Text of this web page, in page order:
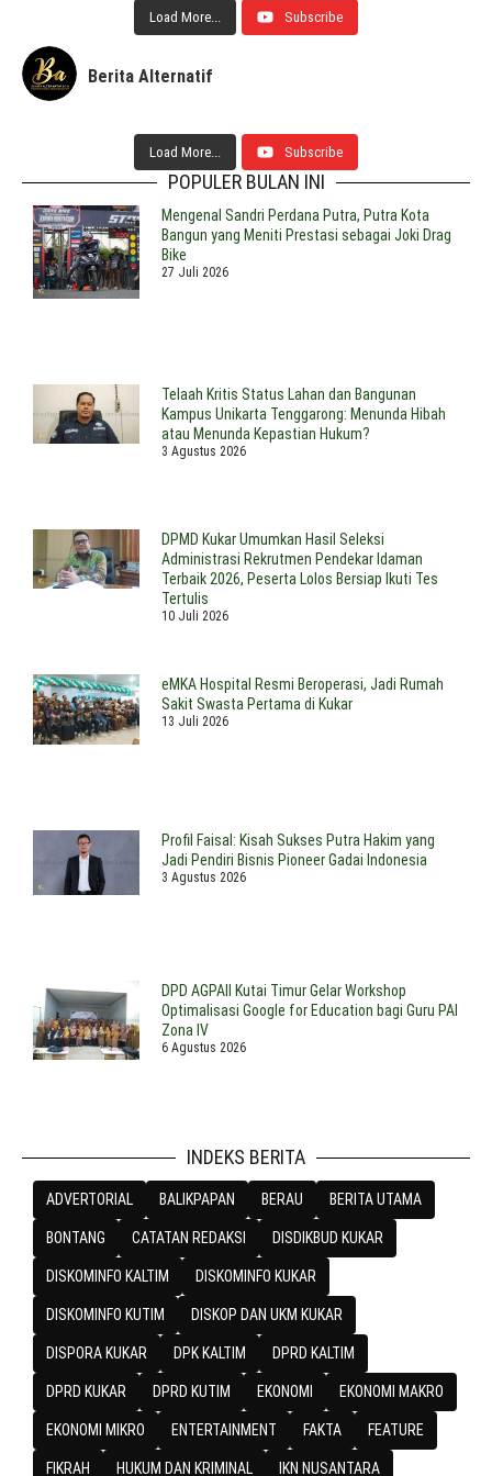
Load More... Subscribe
Berita Alternatif
Load More... Subscribe
POPULER BULAN INI
Mengenal Sandri Perdana Putra, Putra Kota
Bangun yang Meniti Prestasi sebagai Joki Drag
Bike
27 Juli 2026
Telaah Kritis Status Lahan dan Bangunan
Kampus Unikarta Tenggarong: Menunda Hibah
atau Menunda Kepastian Hukum?
3 Agustus 2026
DPMD Kukar Umumkan Hasil Seleksi
Administrasi Rekrutmen Pendekar Idaman
Terbaik 2026, Peserta Lolos Bersiap Ikuti Tes
Tertulis
10 Juli 2026
eMKA Hospital Resmi Beroperasi, Jadi Rumah
Sakit Swasta Pertama di Kukar
13 Juli 2026
Profil Faisal: Kisah Sukses Putra Hakim yang
Jadi Pendiri Bisnis Pioneer Gadai Indonesia
3 Agustus 2026
DPD AGPAII Kutai Timur Gelar Workshop
Optimalisasi Google for Education bagi Guru PAI
Zona IV
6 Agustus 2026
INDEKS BERITA
ADVERTORIAL BALIKPAPAN BERAU BERITA UTAMA
BONTANG CATATAN REDAKSI DISDIKBUD KUKAR
DISKOMINFO KALTIM DISKOMINFO KUKAR
DISKOMINFO KUTIM DISKOP DAN UKM KUKAR
DISPORA KUKAR DPK KALTIM DPRD KALTIM
DPRD KUKAR DPRD KUTIM EKONOMI EKONOMI MAKRO
EKONOMI MIKRO ENTERTAINMENT FAKTA FEATURE
FIKRAH HUKUM DAN KRIMINAL IKN NUSANTARA